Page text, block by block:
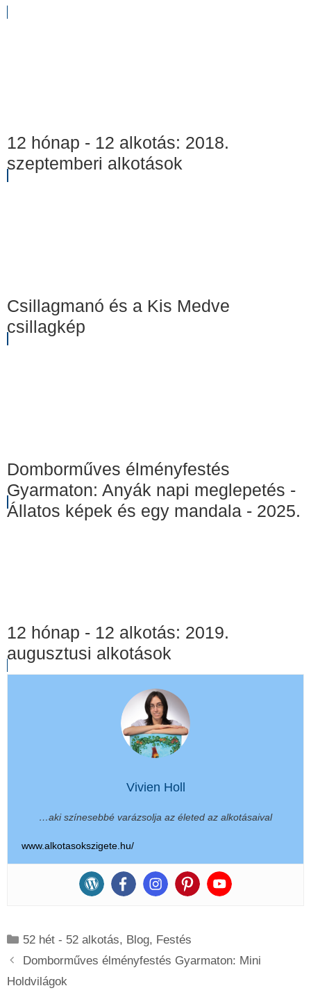
12 hónap - 12 alkotás: 2018.
szeptemberi alkotások
Csillagmanó és a Kis Medve
csillagkép
Domborműves élményfestés
Gyarmaton: Anyák napi meglepetés -
Állatos képek és egy mandala - 2025.
12 hónap - 12 alkotás: 2019.
augusztusi alkotások
Vivien Holl
…aki színesebbé varázsolja az életed az alkotásaival
www.alkotasokszigete.hu/
Kategória
52 hét - 52 alkotás, Blog, Festés
Domborműves élményfestés Gyarmaton: Mini
Holdvilágok